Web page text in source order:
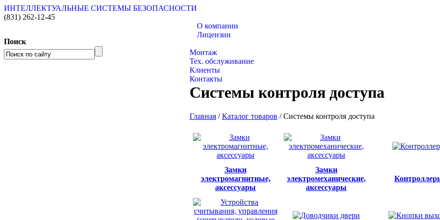
ИНТЕЛЛЕКТУАЛЬНЫЕ СИСТЕМЫ БЕЗОПАСНОСТИ
(831) 262-12-45
Поиск
О компании
Лицензии
Монтаж
Тех. обслуживание
Клиенты
Контакты
Системы контроля доступа
Главная /Каталог товаров /Системы контроля доступа
Замки
электромагнитные,
аксессуары
Замки
электромеханические,
аксессуары